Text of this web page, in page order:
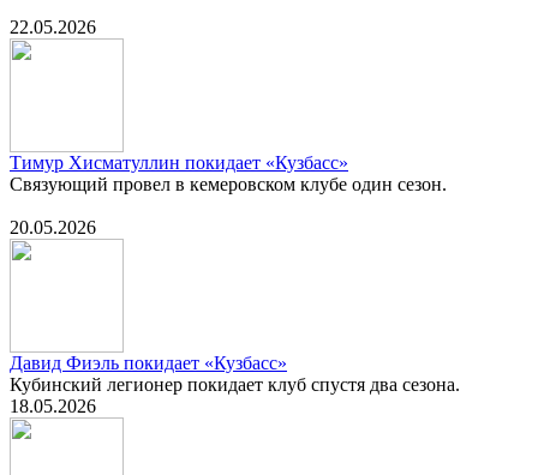
22.05.2026
Тимур Хисматуллин покидает «Кузбасс»
Связующий провел в кемеровском клубе один сезон.
20.05.2026
Давид Фиэль покидает «Кузбасс»
Кубинский легионер покидает клуб спустя два сезона.
18.05.2026